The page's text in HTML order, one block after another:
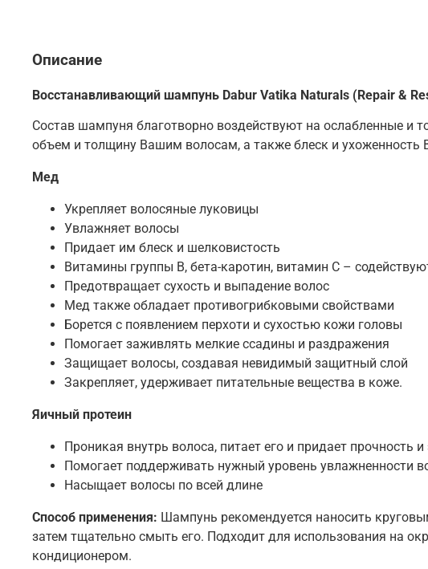
Описание
Восстанавливающий шампунь Dabur Vatika Naturals (Repair &
Состав шампуня благотворно воздействуют на ослабленные и
объем и толщину Вашим волосам, а также блеск и ухоженность
Мед
Укрепляет волосяные луковицы
Увлажняет волосы
Придает им блеск и шелковистость
Витамины группы В, бета-каротин, витамин С –
Предотвращает сухость и выпадение волос
Мед также обладает противогрибковыми свойствами
Борется с появлением перхоти и сухостью кожи головы
Помогает заживлять мелкие ссадины и раздражения
Защищает волосы, создавая невидимый защитный слой
Закрепляет, удерживает питательные вещества в коже.
Яичный протеин
Проникая внутрь волоса, питает его и придает прочность и
Помогает поддерживать нужный уровень увлажненности
Насыщает волосы по всей длине
Способ применения: Шампунь рекомендуется наносить
затем тщательно смыть его. Подходит для использования на
кондиционером.